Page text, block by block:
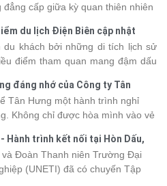
cấp giữa kỳ quan thiên nhiên
băn khoăn khi lựa chọn. Bài viết
tour du thuyền Hạ Long mới nhất
dàng so sánh và tìm được hành
như ngân sách.
du lịch Điện Biên cập nhật
du khách bởi những di tích lịch sử
điểm tham quan mang đậm dấu
trước giá vé sẽ giúp bạn chủ
phí. Cùng Vietsense Travel tham
điểm du lịch Điện Biênmới nhất
đáng nhớ của Công ty Tân
Tân Hưng một hành trình nghỉ
Không chỉ được hòa mình vào vẻ
khắc đáng nhớ. Hãy cùng
vui và những trải nghiệm khó
Hành trình kết nối tại Hòn Dấu,
Đoàn Thanh niên Trường Đại
(UNETI) đã có chuyến Tập